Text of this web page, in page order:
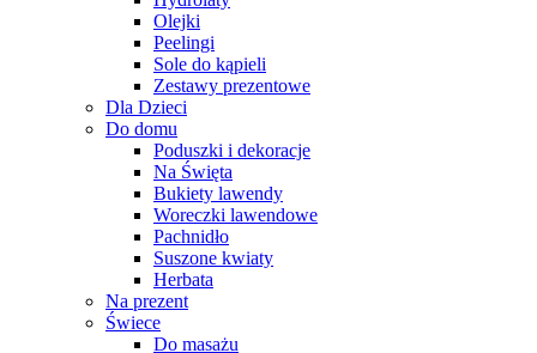
Olejki
Peelingi
Sole do kąpieli
Zestawy prezentowe
Dla Dzieci
Do domu
Poduszki i dekoracje
Na Święta
Bukiety lawendy
Woreczki lawendowe
Pachnidło
Suszone kwiaty
Herbata
Na prezent
Świece
Do masażu